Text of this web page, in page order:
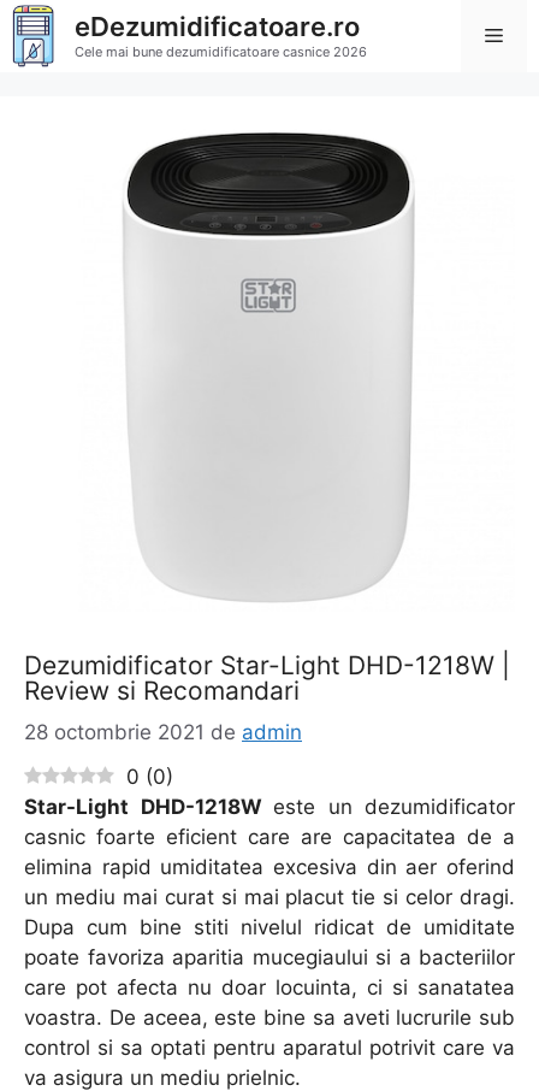
Sari
conținut
eDezumidificatoare.ro
Cele mai bune dezumidificatoare casnice 2026
Dezumidificator Star-Light DHD-1218W |
Review si Recomandari
28 octombrie 2021 de admin
0 (0)
Star-Light DHD-1218W este un dezumidificator
casnic foarte eficient care are capacitatea de a
elimina rapid umiditatea excesiva din aer oferind
un mediu mai curat si mai placut tie si celor dragi.
Dupa cum bine stiti nivelul ridicat de umiditate
poate favoriza aparitia mucegiaului si a bacteriilor
care pot afecta nu doar locuinta, ci si sanatatea
voastra. De aceea, este bine sa aveti lucrurile sub
control si sa optati pentru aparatul potrivit care va
va asigura un mediu prielnic.